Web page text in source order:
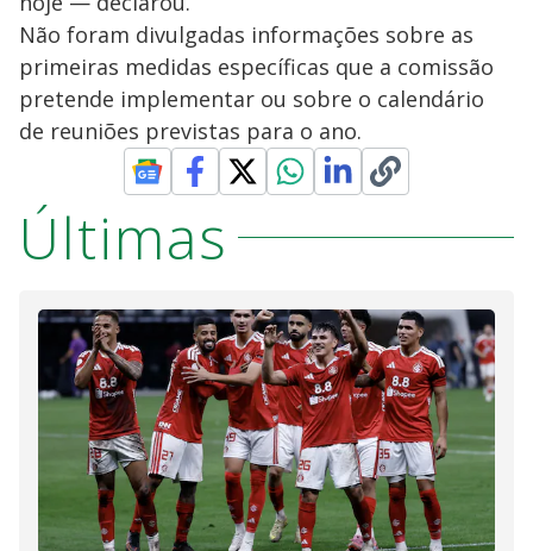
Não foram divulgadas informações sobre as
primeiras medidas específicas que a comissão
pretende implementar ou sobre o calendário
de reuniões previstas para o ano.
Últimas